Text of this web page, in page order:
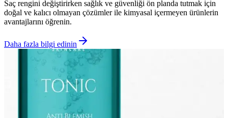
Saç rengini değiştirirken sağlık ve güvenliği ön planda tutmak için
doğal ve kalıcı olmayan çözümler ile kimyasal içermeyen ürünlerin
avantajlarını öğrenin.
Daha fazla bilgi edinin